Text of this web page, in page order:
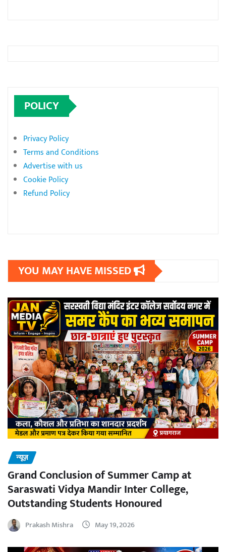
POLICY
Privacy Policy
Terms and Conditions
Advertise with us
Cookie Policy
Refund Policy
YOU MAY HAVE MISSED
न्यूज़
Grand Conclusion of Summer Camp at
Saraswati Vidya Mandir Inter College,
Outstanding Students Honoured
Prakash Mishra May 19, 2026